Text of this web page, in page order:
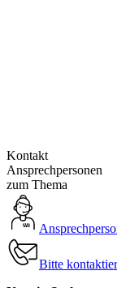
Kontakt
Ansprechpersonen
zum Thema
Bitte